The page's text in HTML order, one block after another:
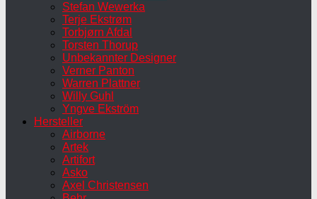
Stefan Wewerka
Terje Ekstrøm
Torbjørn Afdal
Torsten Thorup
Unbekannter Designer
Verner Panton
Warren Plattner
Willy Guhl
Yngve Ekström
Hersteller
Airborne
Artek
Artifort
Asko
Axel Christensen